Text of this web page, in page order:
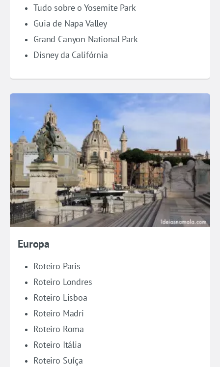
Tudo sobre o Yosemite Park
Guia de Napa Valley
Grand Canyon National Park
Disney da Califórnia
Europa
Roteiro Paris
Roteiro Londres
Roteiro Lisboa
Roteiro Madri
Roteiro Roma
Roteiro Itália
Roteiro Suíça